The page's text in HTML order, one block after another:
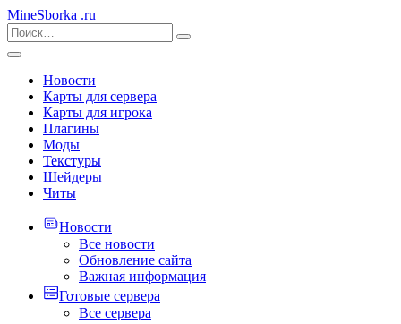
MineSborka .ru
Новости
Карты для сервера
Карты для игрока
Плагины
Моды
Текстуры
Шейдеры
Читы
Новости
Все новости
Обновление сайта
Важная информация
Готовые сервера
Все сервера